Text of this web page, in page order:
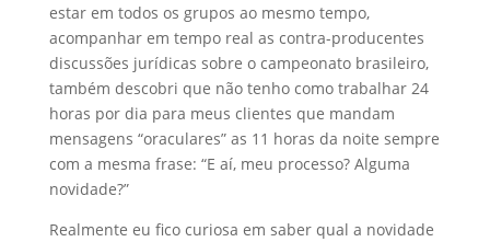
estar em todos os grupos ao mesmo tempo,
acompanhar em tempo real as contra-producentes
discussões jurídicas sobre o campeonato brasileiro,
também descobri que não tenho como trabalhar 24
horas por dia para meus clientes que mandam
mensagens “oraculares” as 11 horas da noite sempre
com a mesma frase: “E aí, meu processo? Alguma
novidade?”
Realmente eu fico curiosa em saber qual a novidade